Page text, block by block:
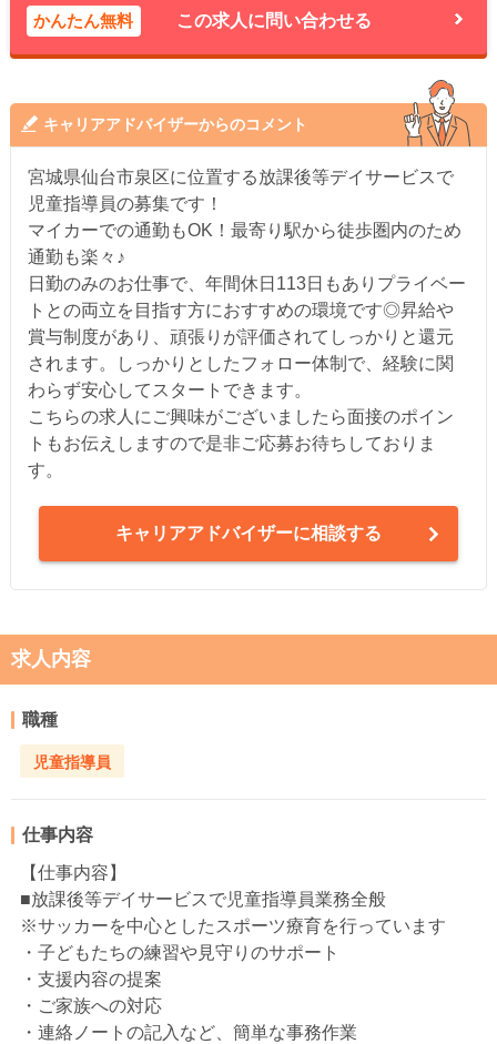
かんたん無料 この求人に問い合わせる
キャリアアドバイザーからのコメント
宮城県仙台市泉区に位置する放課後等デイサービスで
児童指導員の募集です！
マイカーでの通勤もOK！最寄り駅から徒歩圏内のため
通勤も楽々♪
日勤のみのお仕事で、年間休日113日もありプライベー
トとの両立を目指す方におすすめの環境です◎昇給や
賞与制度があり、頑張りが評価されてしっかりと還元
されます。しっかりとしたフォロー体制で、経験に関
わらず安心してスタートできます。
こちらの求人にご興味がございましたら面接のポイン
トもお伝えしますので是非ご応募お待ちしておりま
す。
キャリアアドバイザーに相談する
求人内容
職種
児童指導員
仕事内容
【仕事内容】
■放課後等デイサービスで児童指導員業務全般
※サッカーを中心としたスポーツ療育を行っています
・子どもたちの練習や見守りのサポート
・支援内容の提案
・ご家族への対応
・連絡ノートの記入など、簡単な事務作業